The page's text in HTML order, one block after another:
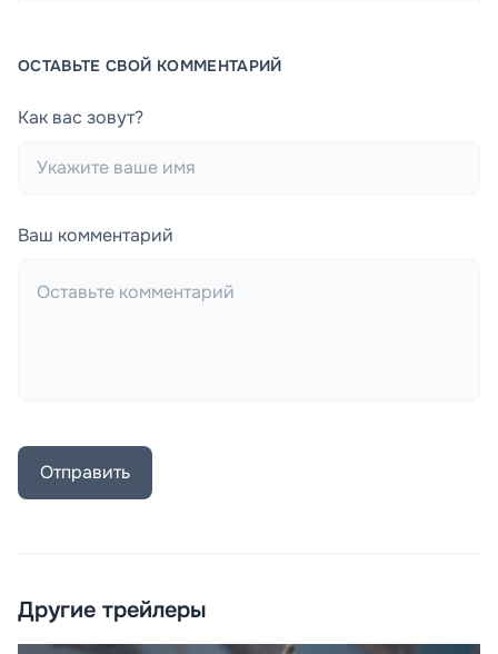
ОСТАВЬТЕ СВОЙ КОММЕНТАРИЙ
Как вас зовут?
Ваш комментарий
Отправить
Другие трейлеры